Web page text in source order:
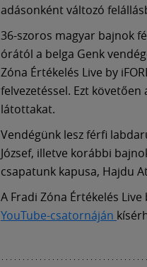
adásonként változó
36-szoros magyar bajnok
órától a belga Genk
Zóna Értékelés Live by
felvezetéssel. Ezt
látottakat.
Vendégünk lesz férfi
József, illetve korábbi
csapatunk kapusa, Hajdu
A Fradi Zóna Értékelés Live
YouTube-csatornáján